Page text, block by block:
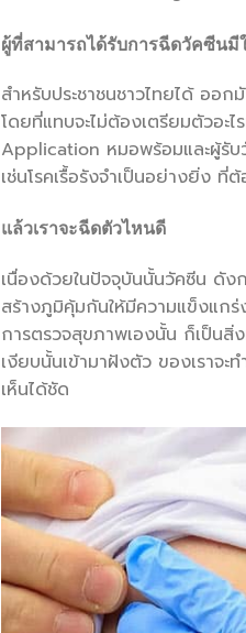
ผู้ที่สามารถได้รับการฉีดวัคซีนมี
สำหรับประชาชนชาวไทยได้ ออ
โดยที่แทบจะไม่ต้องเตรียมตัวอะ
Application หมอพร้อมและผู้รับ
เช่นโรคเรื้อรังจำเป็นอย่างยิ่ง
แล้วเราจะฉีดตัวไหนดี
เนื่องด้วยในปัจจุบันนั้นวัคซีน ดัง
สร้างภูมิคุ้มกันให้มีความแข็งแกร่
การตรวจสุขภาพเองนั้น ก็เป็นสิ่
เงียบนั้นเข้ามาฝังตัว ของเราจ
เห็นได้ชัด